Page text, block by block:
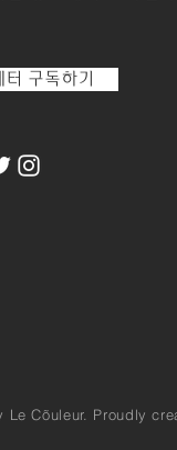
터 구독하기
Le Cõuleur. Proudly